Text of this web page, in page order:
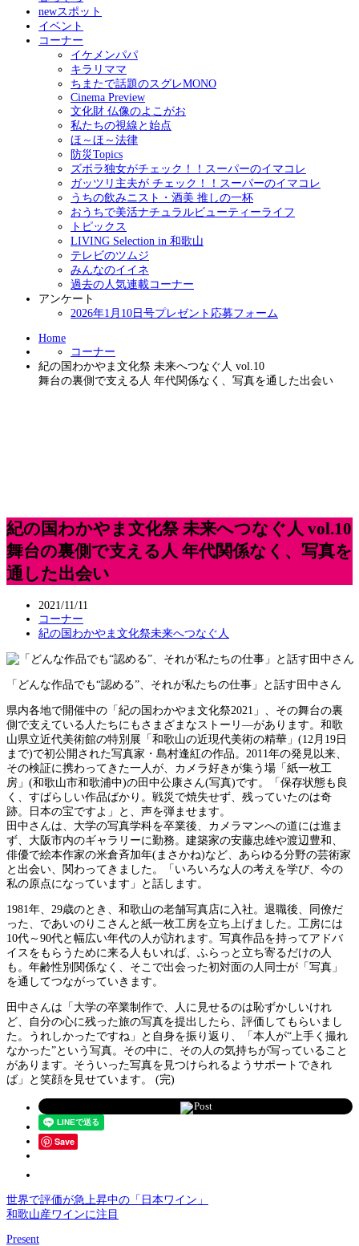
newスポット
イベント
コーナー
イケメンパパ
キラリママ
ちまたで話題のスグレMONO
Cinema Preview
文化財 仏像のよこがお
私たちの視線と始点
ほ～ほ～法律
防災Topics
ズボラ独女がチェック！！スーパーのイマコレ
ガッツリ主夫が チェック！！スーパーのイマコレ
うちの飲みニスト・酒美 推しの一杯
おうちで美活ナチュラルビューティーライフ
トピックス
LIVING Selection in 和歌山
テレビのツムジ
みんなのイイネ
過去の人気連載コーナー
アンケート
2026年1月10日号プレゼント応募フォーム
Home
コーナー
紀の国わかやま文化祭 未来へつなぐ人 vol.10
舞台の裏側で支える人 年代関係なく、写真を通した出会い
紀の国わかやま文化祭 未来へつなぐ人 vol.10
舞台の裏側で支える人 年代関係なく、写真を
通した出会い
2021/11/11
コーナー
紀の国わかやま文化祭未来へつなぐ人
「どんな作品でも“認める”、それが私たちの仕事」と話す田中さん
県内各地で開催中の「紀の国わかやま文化祭2021」、その舞台の裏
側で支えている人たちにもさまざまなストーリ―があります。和歌
山県立近代美術館の特別展「和歌山の近現代美術の精華」(12月19日
まで)で初公開された写真家・島村逢紅の作品。2011年の発見以来、
その検証に携わってきた一人が、カメラ好きが集う場「紙一枚工
房」(和歌山市和歌浦中)の田中公康さん(写真)です。「保存状態も良
く、すばらしい作品ばかり。戦災で焼失せず、残っていたのは奇
跡。日本の宝ですよ」と、声を弾ませます。
田中さんは、大学の写真学科を卒業後、カメラマンへの道には進ま
ず、大阪市内のギャラリーに勤務。建築家の安藤忠雄や渡辺豊和、
俳優で絵本作家の米倉斉加年(まさかね)など、あらゆる分野の芸術家
と出会い、関わってきました。「いろいろな人の考えを学び、今の
私の原点になっています」と話します。
1981年、29歳のとき、和歌山の老舗写真店に入社。退職後、同僚だ
った、であいのりこさんと紙一枚工房を立ち上げました。工房には
10代～90代と幅広い年代の人が訪れます。写真作品を持ってアドバ
イスをもらうために来る人もいれば、ふらっと立ち寄るだけの人
も。年齢性別関係なく、そこで出会った初対面の人同士が「写真」
を通してつながっていきます。
田中さんは「大学の卒業制作で、人に見せるのは恥ずかしいけれ
ど、自分の心に残った旅の写真を提出したら、評価してもらいまし
た。うれしかったですね」と自身を振り返り、「本人が“上手く撮れ
なかった”という写真。その中に、その人の気持ちが写っていること
があります。そういった写真を見つけられるようサポートできれ
ば」と笑顔を見せています。 (完)
Post
Save
世界で評価が急上昇中の「日本ワイン」
和歌山産ワインに注目
Present